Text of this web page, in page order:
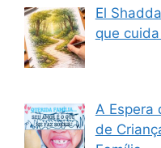
El
que
A Espera
de